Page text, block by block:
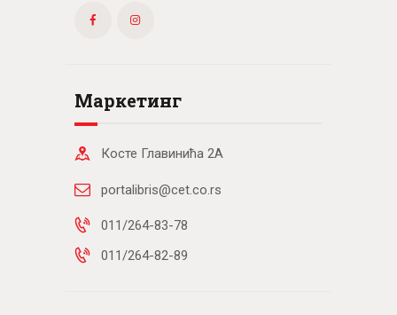
Маркетинг
Косте Главинића 2А
portalibris@cet.co.rs
011/264-83-78
011/264-82-89